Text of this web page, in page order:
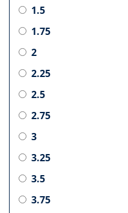
1.5
1.75
2
2.25
2.5
2.75
3
3.25
3.5
3.75